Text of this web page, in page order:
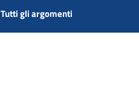
Tutti gli argomenti